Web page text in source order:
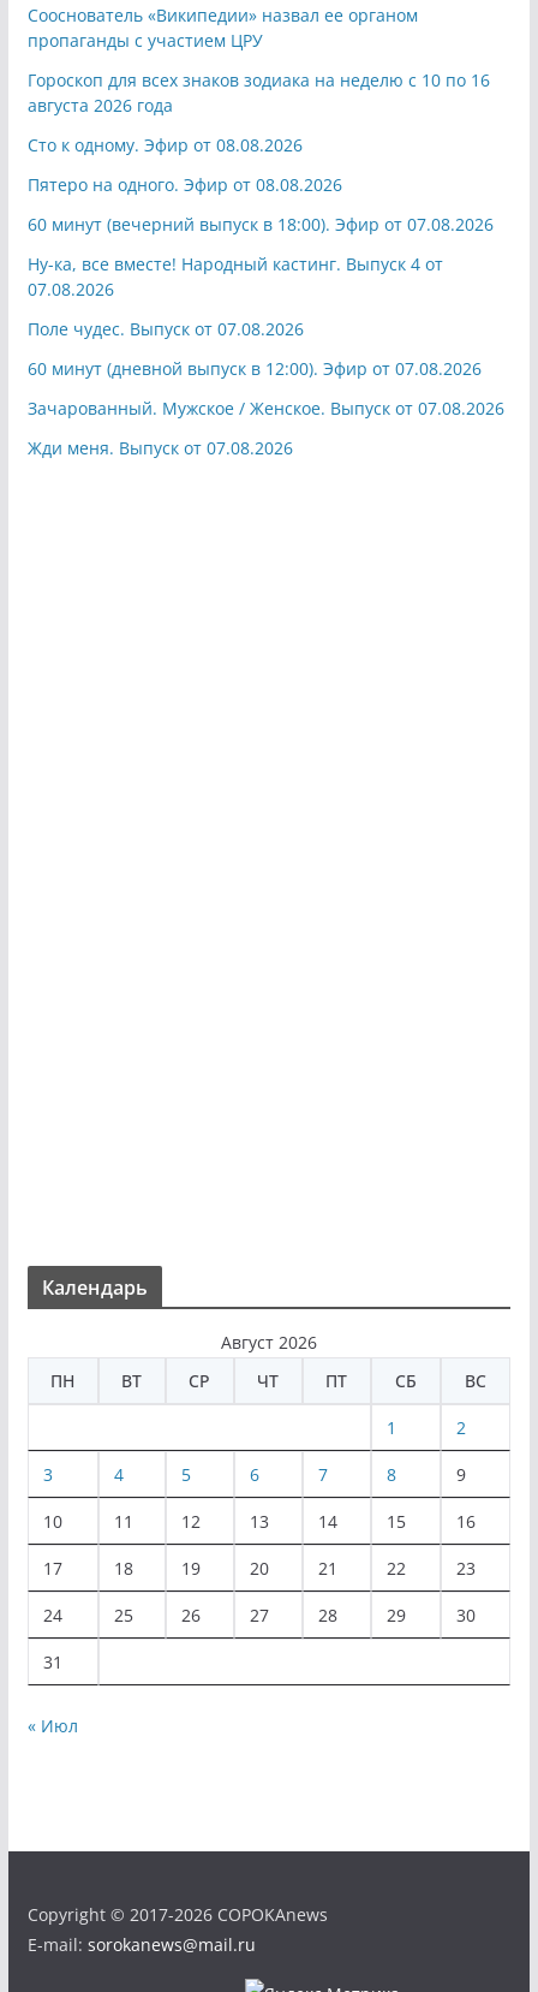
Сооснователь «Википедии» назвал ее органом
пропаганды с участием ЦРУ
Гороскоп для всех знаков зодиака на неделю с 10 по 16
августа 2026 года
Сто к одному. Эфир от 08.08.2026
Пятеро на одного. Эфир от 08.08.2026
60 минут (вечерний выпуск в 18:00). Эфир от 07.08.2026
Ну-ка, все вместе! Народный кастинг. Выпуск 4 от
07.08.2026
Поле чудес. Выпуск от 07.08.2026
60 минут (дневной выпуск в 12:00). Эфир от 07.08.2026
Зачарованный. Мужское / Женское. Выпуск от 07.08.2026
Жди меня. Выпуск от 07.08.2026
Календарь
Август 2026
ПН
ВТ СР ЧТ ПТ СБ ВС
1 2
3 4 5 6 7 8 9
10 11 12 13 14 15 16
17 18 19 20 21 22 23
24 25 26 27 28 29 30
31
« Июл
Copyright © 2017-2026 COPOKAnews
E-mail: sorokanews@mail.ru